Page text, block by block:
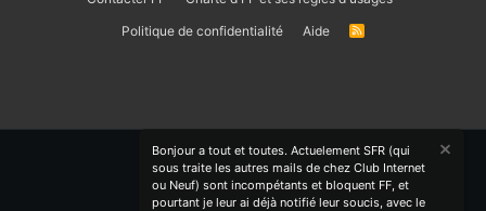
Politique de confidentialité
Aide
R
Bonjour a tout et toutes. Actuelement SFR (qui
sous traite les autres mails de chez Club Internet
ou Neuf) sont incompétants et bloquent FF, et
pourtant je leur ai déjà notifié leur soucis, avec le